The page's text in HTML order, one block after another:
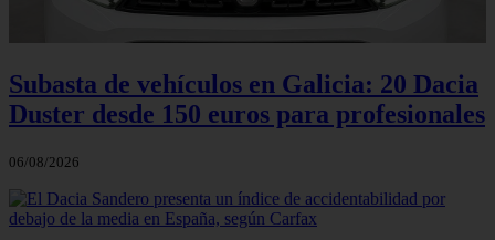
Subasta de vehículos en Galicia: 20 Dacia
Duster desde 150 euros para profesionales
06/08/2026